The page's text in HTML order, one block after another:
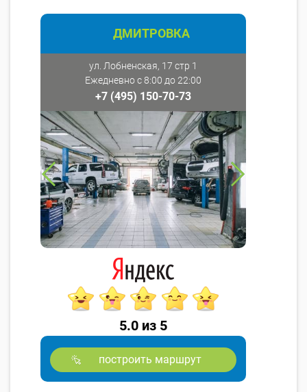
ДМИТРОВКА
ул. Лобненская, 17 стр 1
Ежедневно с 8:00 до 22:00
+7 (495) 150-70-73
5.0 из 5
построить маршрут